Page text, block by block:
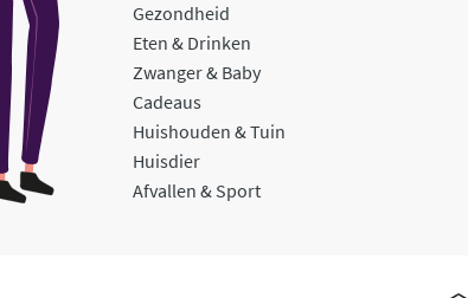
Gezondheid
Eten & Drinken
Zwanger & Baby
Cadeaus
Huishouden & Tuin
Huisdier
Afvallen & Sport